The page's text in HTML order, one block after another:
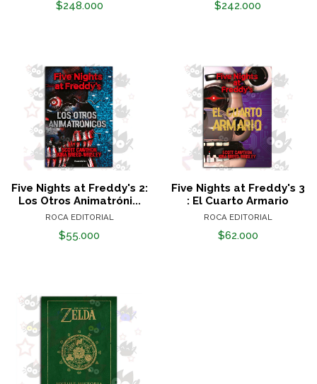
$248.000 $242.000
Five Nights at Freddy's 2:
Los Otros Animatróni...
ROCA EDITORIAL
$55.000
Five Nights at Freddy's 3
: El Cuarto Armario
ROCA EDITORIAL
$62.000